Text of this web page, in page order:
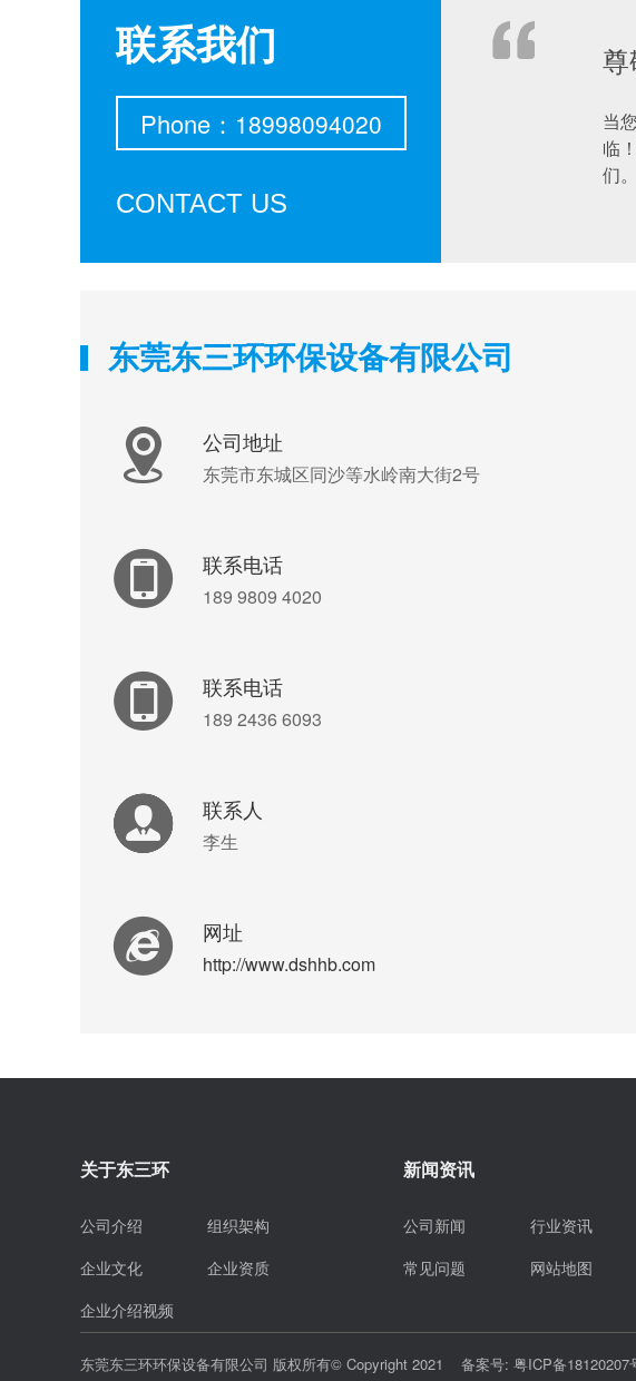
联系我们
Phone： 18998094020
CONTACT US
尊
当
临
们。
东莞东三环环保设备有限公司
公司地址
东莞市东城区同沙等水岭南大街2号
联系电话
189 9809 4020
联系电话
189 2436 6093
联系人
李生
网址
http://www.dshhb.com
关于东三环
公司介绍
组织架构
企业文化
企业资质
企业介绍视频
新闻资讯
公司新闻
行业资讯
常见问题
网站地图
东莞东三环环保设备有限公司 版权所有© Copyright 2021 备案号: 粤ICP备18120207